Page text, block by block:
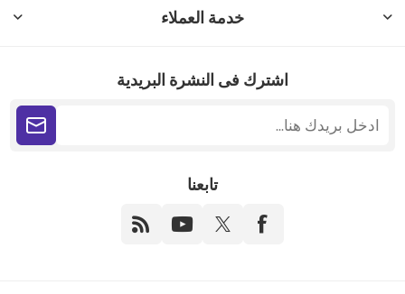
خدمة العملاء
اشترك فى النشرة البريدية
تابعنا